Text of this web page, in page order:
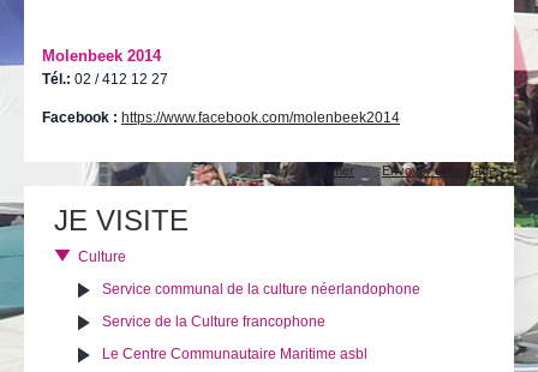
Molenbeek 2014
Tél.: 02 / 412 12 27
Facebook : https://www.facebook.com/molenbeek2014
sur
Imprimer Envoyer cette page
JE VISITE
Culture
Service communal de la culture néerlandophone
Service de la Culture francophone
Le Centre Communautaire Maritime asbl